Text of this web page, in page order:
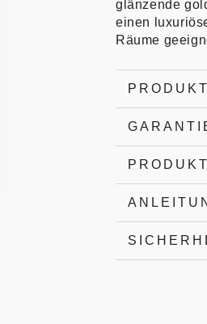
glänzende
einen
Räume